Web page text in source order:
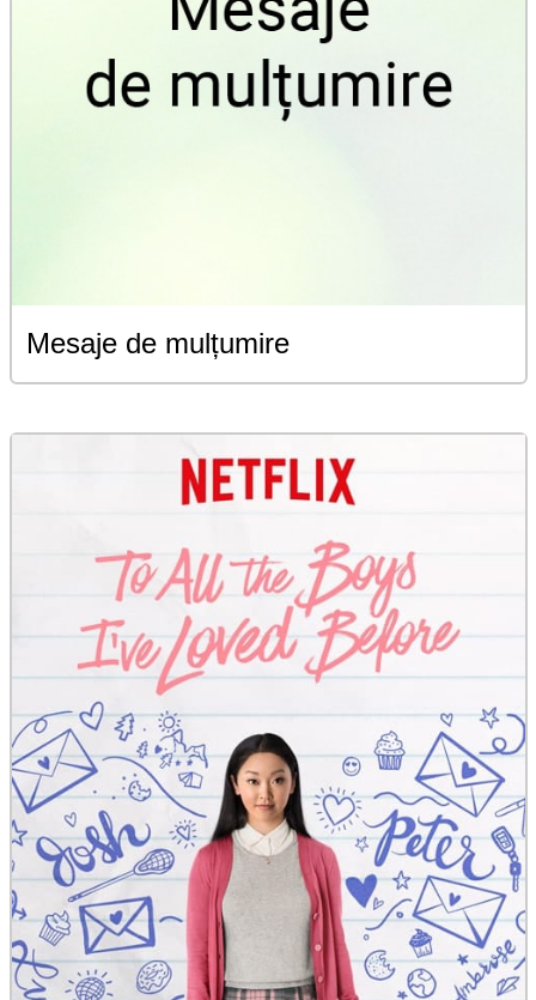
Mesaje de mulțumire